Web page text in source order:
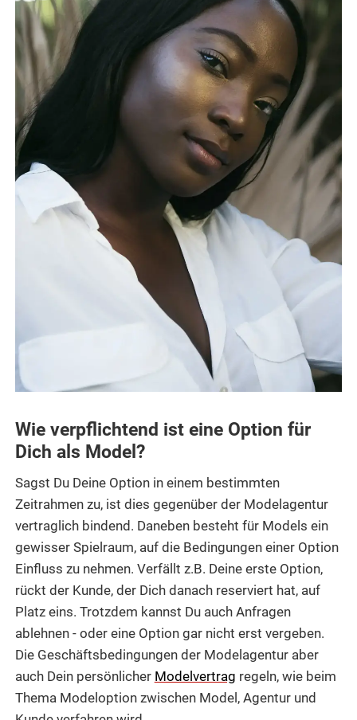
Wie verpflichtend ist eine Option für
Dich als Model?
Sagst Du Deine Option in einem bestimmten
Zeitrahmen zu, ist dies gegenüber der Modelagentur
vertraglich bindend. Daneben besteht für Models ein
gewisser Spielraum, auf die Bedingungen einer Option
Einfluss zu nehmen. Verfällt z.B. Deine erste Option,
rückt der Kunde, der Dich danach reserviert hat, auf
Platz eins. Trotzdem kannst Du auch Anfragen
ablehnen - oder eine Option gar nicht erst vergeben.
Die Geschäftsbedingungen der Modelagentur aber
auch Dein persönlicher Modelvertrag regeln, wie beim
Thema Modeloption zwischen Model, Agentur und